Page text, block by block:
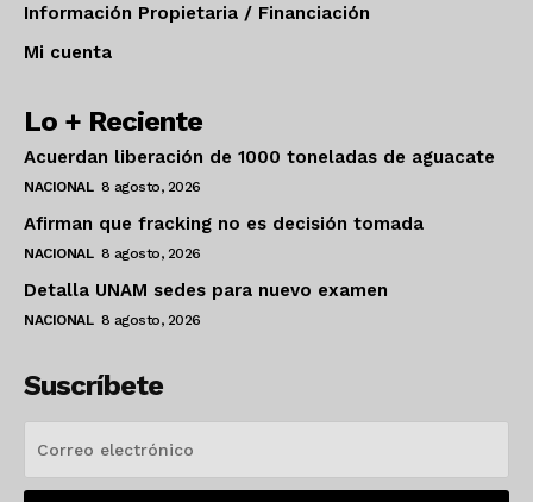
Información Propietaria / Financiación
Mi cuenta
Lo + Reciente
Acuerdan liberación de 1000 toneladas de aguacate
NACIONAL 8 agosto, 2026
Afirman que fracking no es decisión tomada
NACIONAL 8 agosto, 2026
Detalla UNAM sedes para nuevo examen
NACIONAL 8 agosto, 2026
Suscríbete